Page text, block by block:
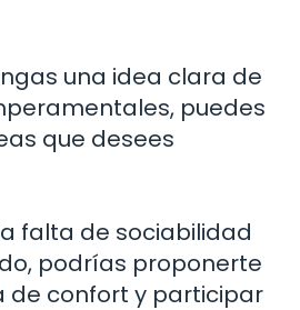
una idea clara de
puedes
que desees
falta de sociabilidad
podrías proponerte
de confort y participar